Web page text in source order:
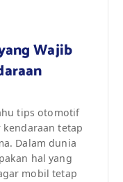
Wajib
tips otomotif
tetap
Dalam dunia
hal yang
mobil tetap